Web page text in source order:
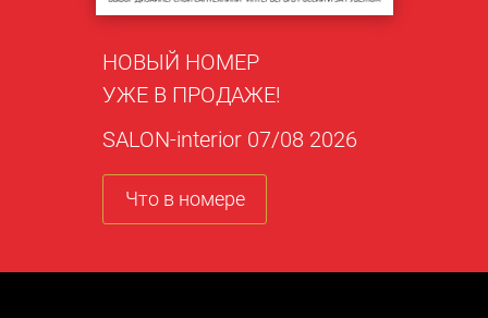
НОВЫЙ НОМЕР
УЖЕ В ПРОДАЖЕ!
SALON-interior 07/08 2026
Что в номере